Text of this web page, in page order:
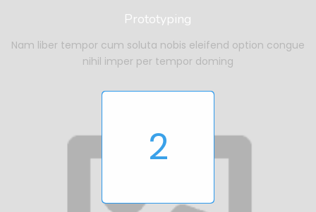
Prototyping
Nam liber tempor cum soluta nobis eleifend option congue
nihil imper per tempor doming
2